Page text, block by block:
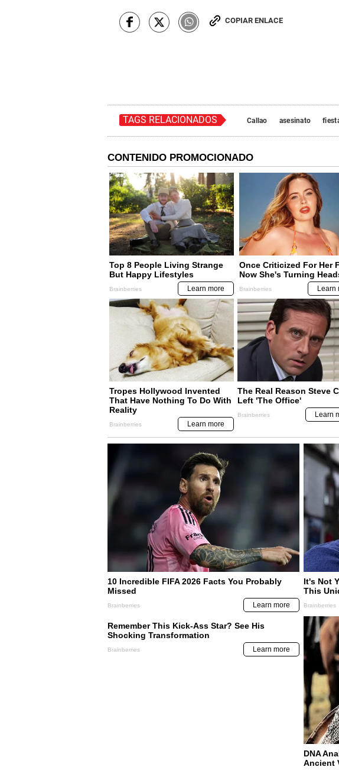
COPIAR ENLACE
TAGS RELACIONADOS Callao asesinato